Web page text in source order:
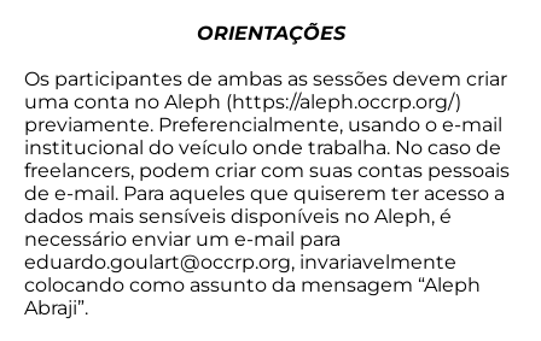
ORIENTAÇÕES
Os participantes de ambas as sessões devem criar
uma conta no Aleph (https://aleph.occrp.org/)
previamente. Preferencialmente, usando o e-mail
institucional do veículo onde trabalha. No caso de
freelancers, podem criar com suas contas pessoais
de e-mail. Para aqueles que quiserem ter acesso a
dados mais sensíveis disponíveis no Aleph, é
necessário enviar um e-mail para
eduardo.goulart@occrp.org, invariavelmente
colocando como assunto da mensagem “Aleph
Abraji”.